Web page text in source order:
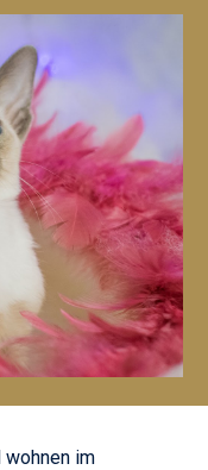
wohnen im